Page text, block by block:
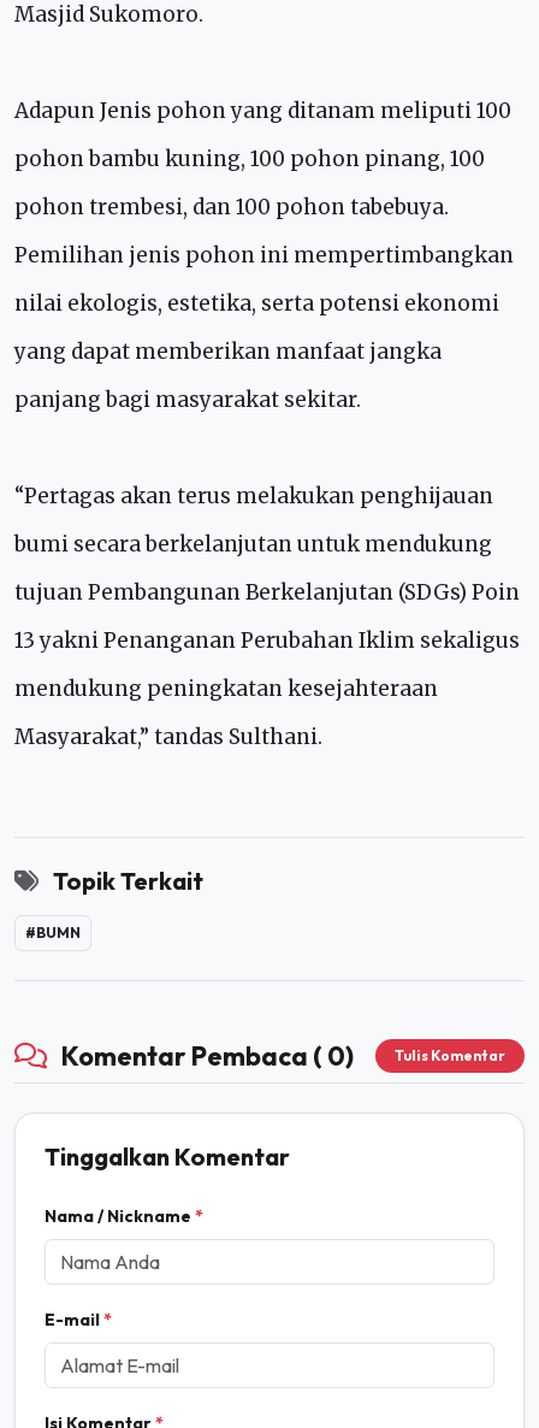
Masjid Sukomoro.
Adapun Jenis pohon yang ditanam meliputi 100
pohon bambu kuning, 100 pohon pinang, 100
pohon trembesi, dan 100 pohon tabebuya.
Pemilihan jenis pohon ini mempertimbangkan
nilai ekologis, estetika, serta potensi ekonomi
yang dapat memberikan manfaat jangka
panjang bagi masyarakat sekitar.
“Pertagas akan terus melakukan penghijauan
bumi secara berkelanjutan untuk mendukung
tujuan Pembangunan Berkelanjutan (SDGs) Poin
13 yakni Penanganan Perubahan Iklim sekaligus
mendukung peningkatan kesejahteraan
Masyarakat,” tandas Sulthani.
Topik Terkait
#BUMN
Komentar Pembaca ( 0) Tulis Komentar
Tinggalkan Komentar
Nama / Nickname *
E-mail*
Isi Komentar*